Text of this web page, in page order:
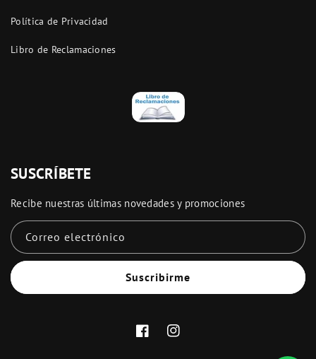
Política de Privacidad
Libro de Reclamaciones
SUSCRÍBETE
Recibe nuestras últimas novedades y promociones
Correo electrónico
Suscribirme
FacebookInstagram